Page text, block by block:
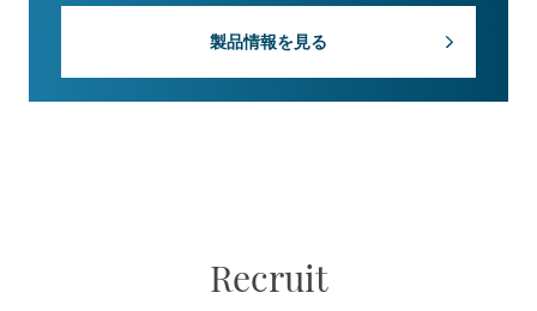
製品情報を見る
Recruit